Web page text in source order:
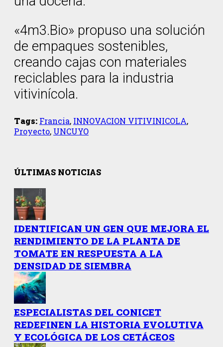
«4m3.Bio» propuso una solución
de empaques sostenibles,
creando cajas con materiales
reciclables para la industria
vitivinícola.
Tags: Francia, INNOVACION VITIVINICOLA,
Proyecto, UNCUYO
ÚLTIMAS NOTICIAS
IDENTIFICAN UN GEN QUE MEJORA EL
RENDIMIENTO DE LA PLANTA DE
TOMATE EN RESPUESTA A LA
DENSIDAD DE SIEMBRA
ESPECIALISTAS DEL CONICET
REDEFINEN LA HISTORIA EVOLUTIVA
Y ECOLÓGICA DE LOS CETÁCEOS